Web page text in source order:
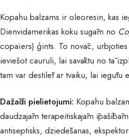
Kopahu balzams ir oleoresin, kas
Dienvidamerikas koku sugām no
copaïers) ģints. To novāc,
ieviešot cauruli, lai savāktu no tā
tam var destilēt ar tvaiku, lai iegūtu
Dažādi pielietojumi: Kopahu
daudzajām terapeitiskajām
antiseptisks, dziedēšanas,